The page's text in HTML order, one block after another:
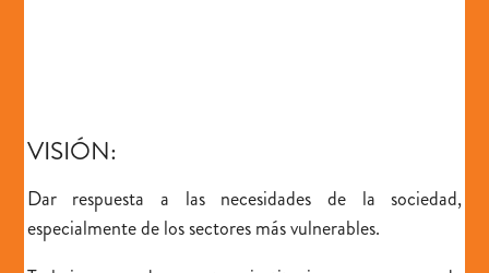
VISIÓN:
Dar respuesta a las necesidades de la sociedad,
especialmente de los sectores más vulnerables.